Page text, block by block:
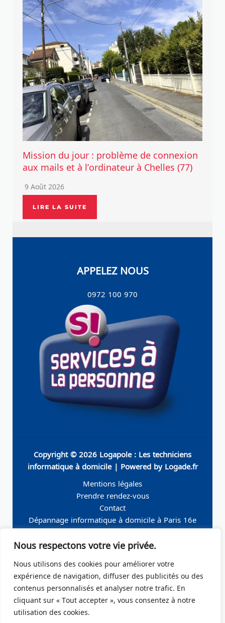
Nous respectons votre vie privée.
Nous utilisons des cookies pour améliorer votre
expérience de navigation, diffuser des publicités ou des
contenus personnalisés et analyser notre trafic. En
cliquant sur « Tout accepter », vous consentez à notre
utilisation des cookies.
Mission du jour : problème de connexion
aux mails et à l’ordinateur à Chelles (77)
9 Août 2026
LIRE LA SUITE
APPELEZ NOUS
0972 100 970
Copyright © 2026 Logapole : Les techniciens
informatique à domicile | Powered by Logade.fr
Mentions légales
Prendre rendez-vous
Contact
Dépannage informatique à domicile à Paris 16e
Seine
Perret
Dépannage informatique à domicile à Paris 19e
Dépannage informatique à domicile à Paris 17e
Dépannage informatique à domicile – Boulogne-
Billancourt 92